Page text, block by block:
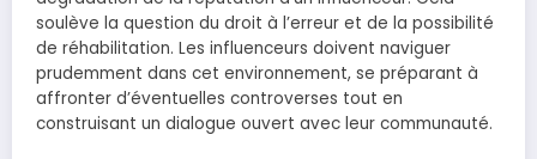
soulève la question du droit à l’erreur et de la possibilité
de réhabilitation. Les influenceurs doivent naviguer
prudemment dans cet environnement, se préparant à
affronter d’éventuelles controverses tout en
construisant un dialogue ouvert avec leur communauté.